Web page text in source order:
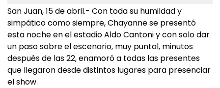
San Juan, 15 de abril.- Con toda su humildad y
simpático como siempre, Chayanne se presentó
esta noche en el estadio Aldo Cantoni y con solo dar
un paso sobre el escenario, muy puntal, minutos
después de las 22, enamoró a todas las presentes
que llegaron desde distintos lugares para presenciar
el show.